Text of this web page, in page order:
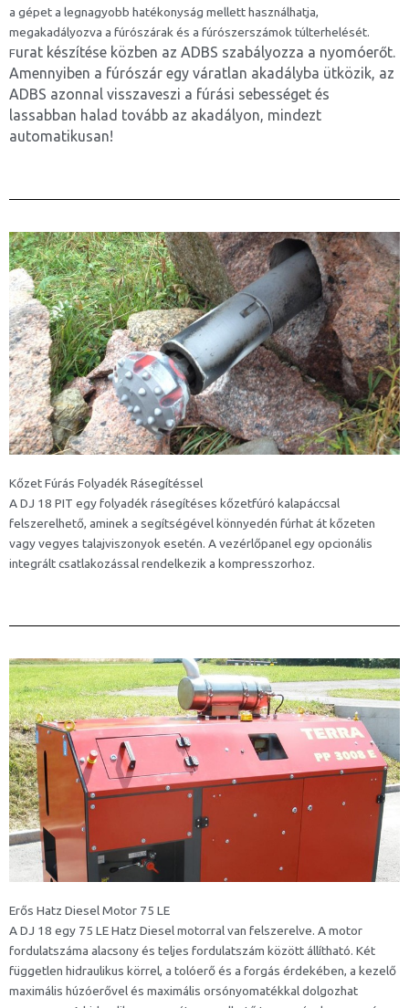
a gépet a legnagyobb hatékonyság mellett használhatja,
megakadályozva a fúrószárak és a fúrószerszámok túlterhelését.
Furat készítése közben az ADBS szabályozza a nyomóerőt.
Amennyiben a fúrószár egy váratlan akadályba ütközik, az
ADBS azonnal visszaveszi a fúrási sebességet és
lassabban halad tovább az akadályon, mindezt
automatikusan!
Kőzet Fúrás Folyadék Rásegítéssel
A DJ 18 PIT egy folyadék rásegítéses kőzetfúró kalapáccsal
felszerelhető, aminek a segítségével könnyedén fúrhat át kőzeten
vagy vegyes talajviszonyok esetén. A vezérlőpanel egy opcionális
integrált csatlakozással rendelkezik a kompresszorhoz.
Erős Hatz Diesel Motor 75 LE
A DJ 18 egy 75 LE Hatz Diesel motorral van felszerelve. A motor
fordulatszáma alacsony és teljes fordulatszám között állítható. Két
független hidraulikus körrel, a tolóerő és a forgás érdekében, a kezelő
maximális húzóerővel és maximális orsónyomatékkal dolgozhat